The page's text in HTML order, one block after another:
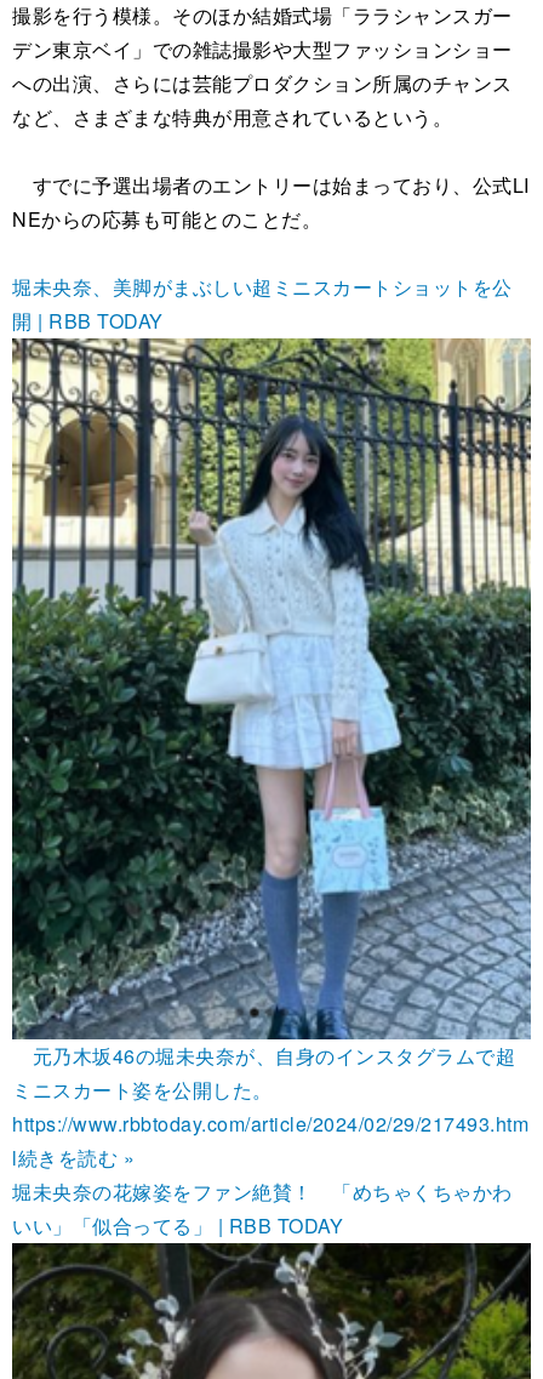
撮影を行う模様。そのほか結婚式場「ララシャンスガー
デン東京ベイ」での雑誌撮影や大型ファッションショー
への出演、さらには芸能プロダクション所属のチャンス
など、さまざまな特典が用意されているという。
すでに予選出場者のエントリーは始まっており、公式LI
NEからの応募も可能とのことだ。
堀未央奈、美脚がまぶしい超ミニスカートショットを公
開 | RBB TODAY
元乃木坂46の堀未央奈が、自身のインスタグラムで超
ミニスカート姿を公開した。
https://www.rbbtoday.com/article/2024/02/29/217493.htm
l続きを読む »
堀未央奈の花嫁姿をファン絶賛！ 「めちゃくちゃかわ
いい」「似合ってる」 | RBB TODAY